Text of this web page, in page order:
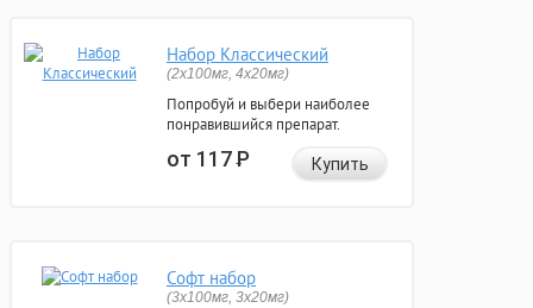
Набор Классический
(2x100мг, 4x20мг)
Попробуй и выбери наиболее
понравившийся препарат.
от 117Р Купить
Софт набор
(3x100мг, 3x20мг)